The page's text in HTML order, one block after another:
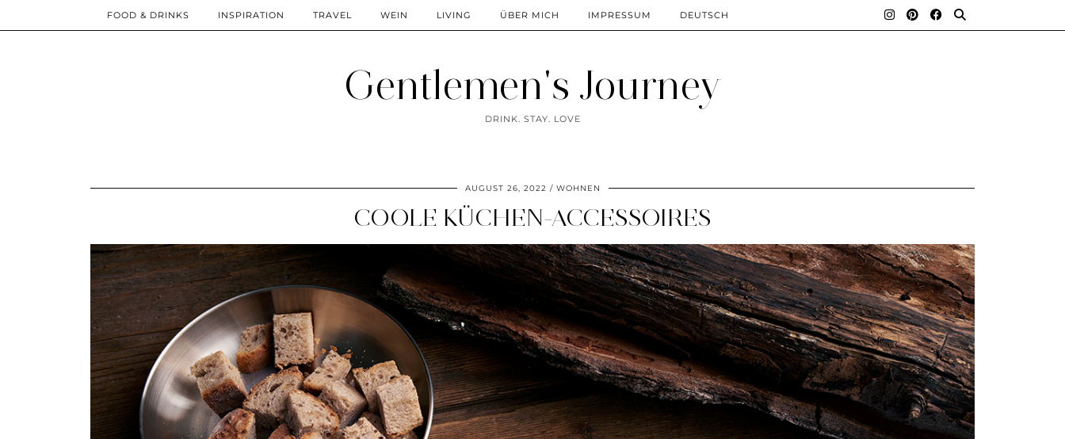
Gentlemen's Journey
DRINK. STAY. LOVE
FOOD & DRINKS INSPIRATION TRAVEL WEIN LIVING ÜBER MICH IMPRESSUM DEUTSCH
AUGUST 26, 2022 WOHNEN
COOLE KÜCHEN-ACCESSOIRES